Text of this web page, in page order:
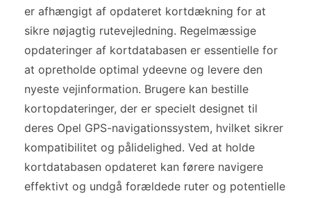
er afhængigt af opdateret kortdækning for at
sikre nøjagtig rutevejledning. Regelmæssige
opdateringer af kortdatabasen er essentielle for
at opretholde optimal ydeevne og levere den
nyeste vejinformation. Brugere kan bestille
kortopdateringer, der er specielt designet til
deres Opel GPS-navigationssystem, hvilket sikrer
kompatibilitet og pålidelighed. Ved at holde
kortdatabasen opdateret kan førere navigere
effektivt og undgå forældede ruter og potentielle